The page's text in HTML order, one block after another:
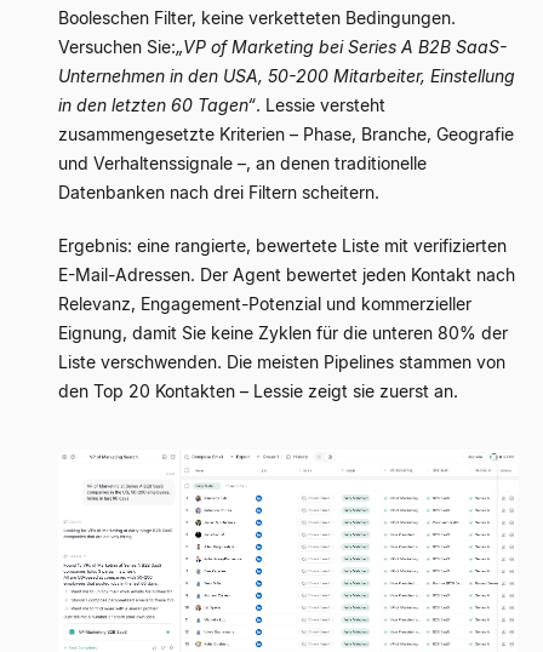
Booleschen Filter, keine verketteten Bedingungen.
Versuchen Sie:„VP of Marketing bei Series A B2B SaaS-
Unternehmen in den USA, 50-200 Mitarbeiter, Einstellung
in den letzten 60 Tagen“. Lessie versteht
zusammengesetzte Kriterien – Phase, Branche, Geografie
und Verhaltenssignale –, an denen traditionelle
Datenbanken nach drei Filtern scheitern.
Ergebnis: eine rangierte, bewertete Liste mit verifizierten
E-Mail-Adressen. Der Agent bewertet jeden Kontakt nach
Relevanz, Engagement-Potenzial und kommerzieller
Eignung, damit Sie keine Zyklen für die unteren 80% der
Liste verschwenden. Die meisten Pipelines stammen von
den Top 20 Kontakten – Lessie zeigt sie zuerst an.